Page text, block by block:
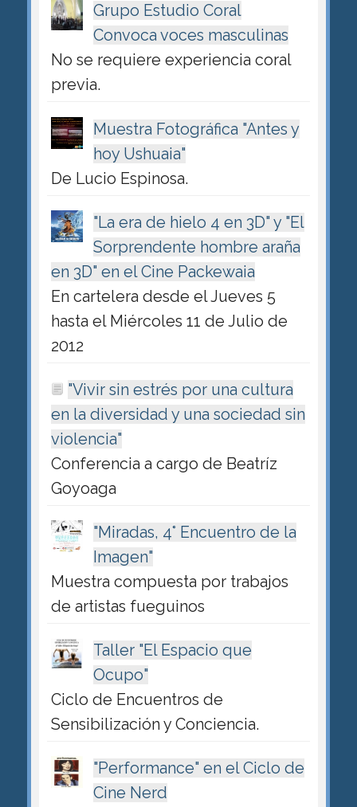
Grupo Estudio Coral
Convoca voces masculinas
No se requiere experiencia coral
previa.
Muestra Fotográfica "Antes y
hoy Ushuaia"
De Lucio Espinosa.
"La era de hielo 4 en 3D" y "El
Sorprendente hombre araña
en 3D" en el Cine Packewaia
En cartelera desde el Jueves 5
hasta el Miércoles 11 de Julio de
2012
"Vivir sin estrés por una cultura
en la diversidad y una sociedad sin
violencia"
Conferencia a cargo de Beatríz
Goyoaga
"Miradas, 4° Encuentro de la
Imagen"
Muestra compuesta por trabajos
de artistas fueguinos
Taller "El Espacio que
Ocupo"
Ciclo de Encuentros de
Sensibilización y Conciencia.
"Performance" en el Ciclo de
Cine Nerd